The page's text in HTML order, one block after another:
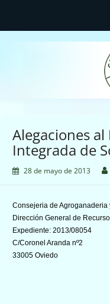
Alegaciones
Integrada de
28 de mayo de 2013
Consejeria de Agroganaderia
Dirección General de
Expediente: 2013/08054
C/Coronel Aranda nº2
33005 Oviedo